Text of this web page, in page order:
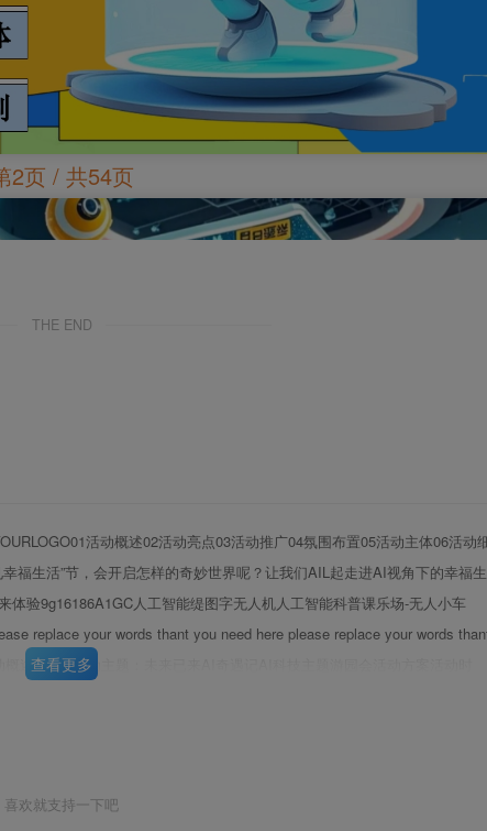
2页 / 共54页
THE END
活动概述02活动亮点03活动推广04氛围布置05活动主体06活动
福生活”节，会开启怎样的奇妙世界呢？让我们AIL起走进AI视角下的幸福生
体验9g16186A1GC人工智能缇图字无人机人工智能科普课乐场-无人小车
replace your words thant you need here please replace your words
述889o9活动主题：未来已来AI奇遇记AI科技主题游园会活动方案活动时
查看更多
喜欢就支持一下吧